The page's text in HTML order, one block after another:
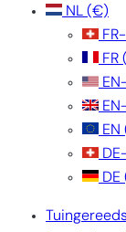
NL (€)
FR
EN
DE